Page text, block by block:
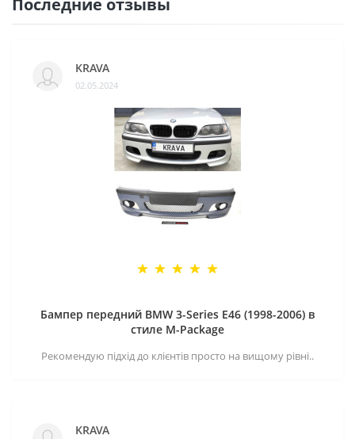
KRAVA
02.05.2024
Бампер передний BMW 3-Series E46 (1998-2006) в
стиле M-Package
Рекомендую підхід до клієнтів просто на вищому рівні..
KRAVA